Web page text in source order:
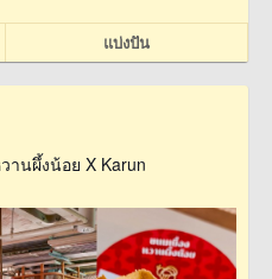
แบ่งปัน
านผึ้งน้อย X Karun